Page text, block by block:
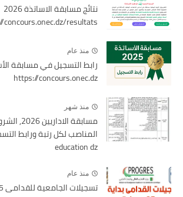
نتائج مسابقة الاساتذة 2026
concours.onec.dz/resultats
منذ عام
https://concours.onec.dz
منذ شهر
مسابقة
education dz
منذ عام